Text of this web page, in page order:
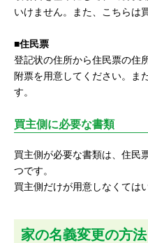
いけません。また、こちらは
■住民票
登記状の住所から住民票の住
附票を用意してください。ま
す。
買主側に必要な書類
買主側が必要な書類は、住民
つです。
買主側だけが用意しなくては
家の名義変更の方法